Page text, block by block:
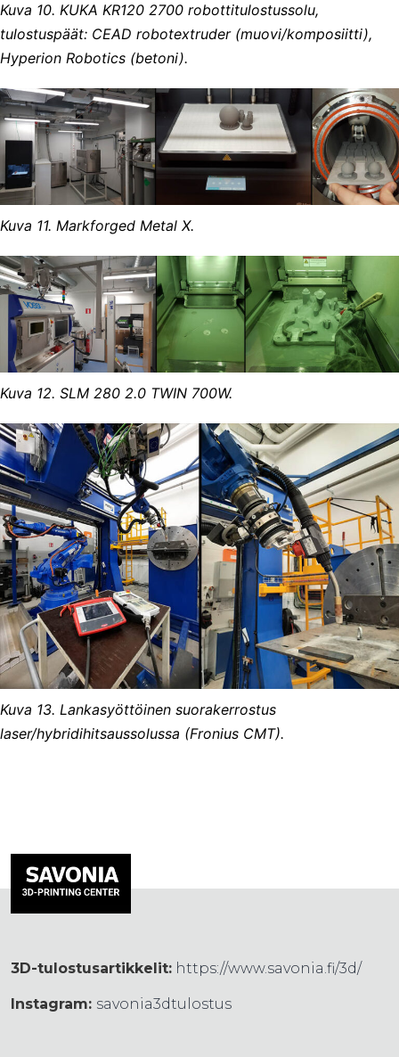
Kuva 10. KUKA KR120 2700 robottitulostussolu,
tulostuspäät: CEAD robotextruder (muovi/komposiitti),
Hyperion Robotics (betoni).
Kuva 11. Markforged Metal X.
Kuva 12. SLM 280 2.0 TWIN 700W.
Kuva 13. Lankasyöttöinen suorakerrostus
laser/hybridihitsaussolussa (Fronius CMT).
3D-tulostusartikkelit: https://www.savonia.fi/3d/
Instagram: savonia3dtulostus